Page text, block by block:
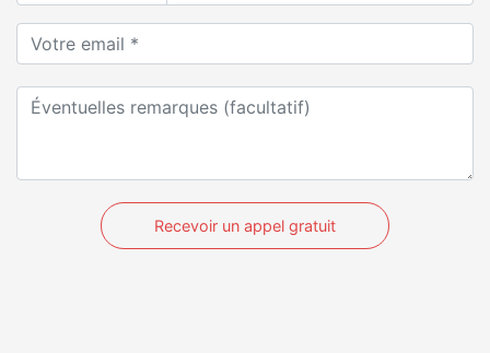
Recevoir un appel gratuit